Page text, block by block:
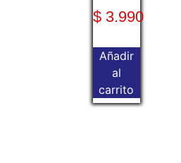
$ 3.990
Añadir
al
carrito